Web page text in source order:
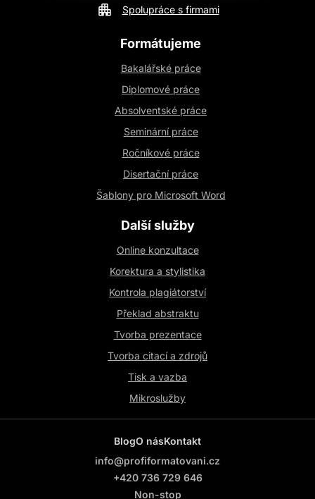
Spolupráce s firmami
Formátujeme
Bakalářské práce
Diplomové práce
Absolventské práce
Seminární práce
Ročníkové práce
Disertační práce
Šablony pro Microsoft Word
Další služby
Online konzultace
Korektura a stylistika
Kontrola plagiátorství
Překlad abstraktu
Tvorba prezentace
Tvorba citací a zdrojů
Tisk a vazba
Mikroslužby
BlogO násKontakt
info@profiformatovani.cz
+420 736 729 646
Non-stop